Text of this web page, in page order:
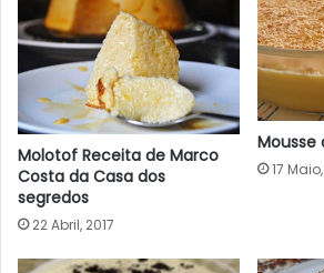
Molotof Receita de Marco
Costa da Casa dos
segredos
22 Abril, 2017
Mousse
17